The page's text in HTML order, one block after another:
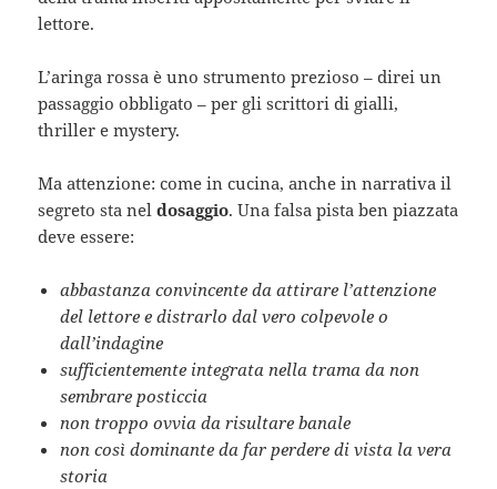
lettore.
L’aringa rossa è uno strumento prezioso – direi un
passaggio obbligato – per gli scrittori di gialli,
thriller e mystery.
Ma attenzione: come in cucina, anche in narrativa il
segreto sta neldosaggio. Una falsa pista ben piazzata
deve essere:
abbastanza convincente da attirare l’attenzione
del lettore e distrarlo dal vero colpevole o
dall’indagine
sufficientemente integrata nella trama da non
sembrare posticcia
non troppo ovvia da risultare banale
non così dominante da far perdere di vista la vera
storia